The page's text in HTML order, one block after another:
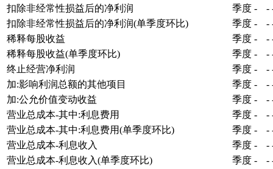
扣除非经常性损益后的净利润
季度 - -
扣除非经常性损益后的净利润(单季度环比)
季度 - -
稀释每股收益
季度 - -
稀释每股收益(单季度环比)
季度 - -
终止经营净利润
季度 - -
加:影响利润总额的其他项目
季度 - -
加:公允价值变动收益
季度 - -
营业总成本-其中:利息费用
季度 - -
营业总成本-其中:利息费用(单季度环比)
季度 - -
营业总成本-利息收入
季度 - -
营业总成本-利息收入(单季度环比)
季度 - -